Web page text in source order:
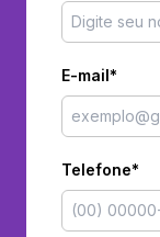
E-mail*
Telefone*